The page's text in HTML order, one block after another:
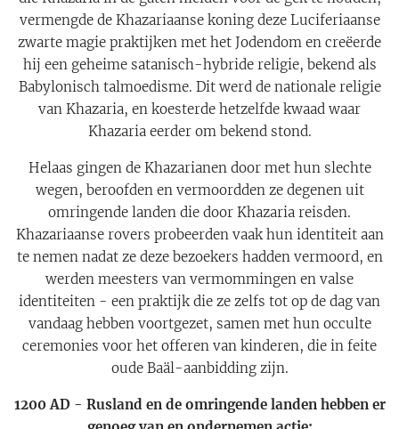
vermengde de Khazariaanse koning deze Luciferiaanse
zwarte magie praktijken met het Jodendom en creëerde
hij een geheime satanisch-hybride religie, bekend als
Babylonisch talmoedisme. Dit werd de nationale religie
van Khazaria, en koesterde hetzelfde kwaad waar
Khazaria eerder om bekend stond.
Helaas gingen de Khazarianen door met hun slechte
wegen, beroofden en vermoordden ze degenen uit
omringende landen die door Khazaria reisden.
Khazariaanse rovers probeerden vaak hun identiteit aan
te nemen nadat ze deze bezoekers hadden vermoord, en
werden meesters van vermommingen en valse
identiteiten - een praktijk die ze zelfs tot op de dag van
vandaag hebben voortgezet, samen met hun occulte
ceremonies voor het offeren van kinderen, die in feite
oude Baäl-aanbidding zijn.
1200 AD - Rusland en de omringende landen hebben er